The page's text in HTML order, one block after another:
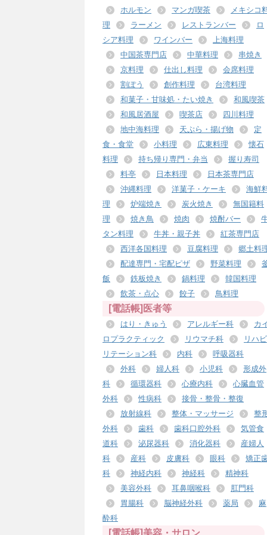
ホルモン
マンガ喫茶
メキシコ
理
ラーメン レストランバー
ロ
シア料理
ワインバー
上海料理
中国茶専門店
中華料理
串焼き
京料理
仕出し料理
会席料理
割ぽう
創作料理
台湾料理
和菓子・甘味処・たい焼き
和風喫茶
和風居酒屋
喫茶店
四川料理
地中海料理
天ぷら・揚げ物
定
食・食堂
小料理 広東料理
懐石
料理
持ち帰り専門・弁当
握り寿司
料亭
日本料理
日本茶専門店
沖縄料理
洋菓子・ケーキ
海鮮
理
炉端焼き 炭火焼き
無国籍料
理
焼き鳥 焼肉 焼酎バー
タン料理
牛丼・親子丼
紅茶専門店
西洋各国料理
豆腐料理
郷土料
配達専門・宅配ピザ
野菜料理
飯
鉄板焼き 鍋料理
韓国料理
飲茶・点心
餃子 鳥料理
[電話帳]医者等
はり・きゅう アレルギー科
カ
ロプラクティック
リウマチ科
リハビ
リテーション科
内科
呼吸器科
外科
婦人科 小児科
形成外
科
循環器科 心療内科
心臓血管
外科
性病科
接骨・整骨・整復
放射線科
整体・マッサージ
整
外科
歯科 歯科口腔外科
気管食
道科
泌尿器科 消化器科
産婦人
科
産科 皮膚科 眼科
矯正
科
神経内科 神経科
精神科
美容外科
耳鼻咽喉科
肛門科
胃腸科
脳神経外科 薬局
麻
酔科